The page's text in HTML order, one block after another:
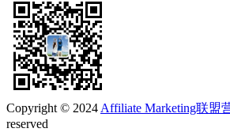
Copyright © 2024 Affiliate Marketing联盟
reserved